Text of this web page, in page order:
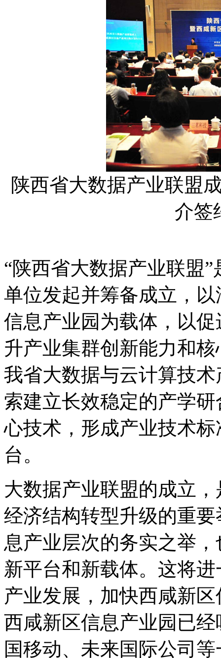
陕西省大数据产业联盟
介签
“陕西省大数据产业联盟
单位发起并筹备成立，
信息产业园为载体，以
升产业集群创新能力和
我省大数据与云计算技
索建立长效稳定的产学
心技术，形成产业技术
台。
大数据产业联盟的成立
经济结构转型升级的重
息产业层次的务实之举
新平台和新载体。这将
产业发展，加快西咸新
西咸新区信息产业园已
国移动、未来国际公司